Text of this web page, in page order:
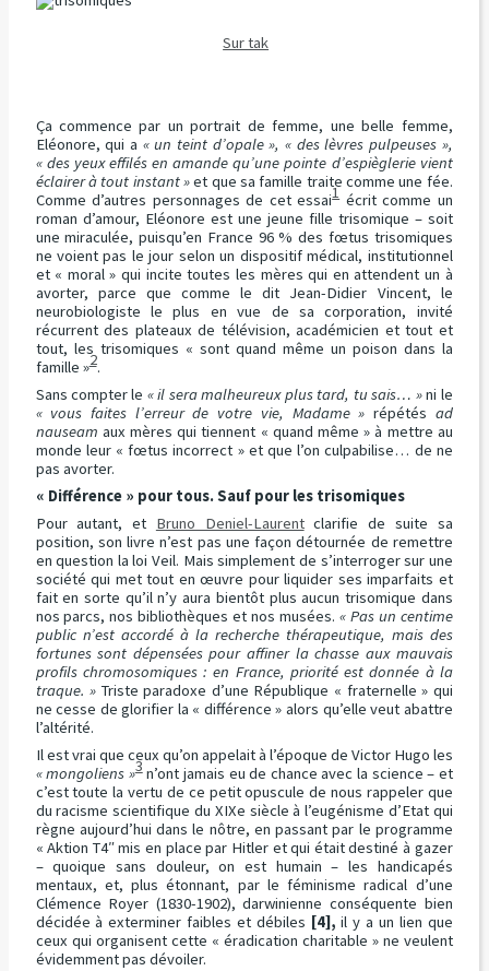
Sur tak
Ça commence par un portrait de femme, une belle femme,
Eléonore, qui a « un teint d’opale », « des lèvres pulpeuses »,
« des yeux effilés en amande qu’une pointe d’espièglerie vient
éclairer à tout instant »et que sa famille traite comme une fée.
Comme d’autres personnages de cet essai1écrit comme un
roman d’amour, Eléonore est une jeune fille trisomique – soit
une miraculée, puisqu’en France 96 % des fœtus trisomiques
ne voient pas le jour selon un dispositif médical, institutionnel
et « moral » qui incite toutes les mères qui en attendent un à
avorter, parce que comme le dit Jean-Didier Vincent, le
neurobiologiste le plus en vue de sa corporation, invité
récurrent des plateaux de télévision, académicien et tout et
tout, les trisomiques « sont quand même un poison dans la
famille »2.
Sans compter le « il sera malheureux plus tard, tu sais… »ni le
« vous faites l’erreur de votre vie, Madame » répétés ad
nauseam aux mères qui tiennent « quand même » à mettre au
monde leur « fœtus incorrect » et que l’on culpabilise… de ne
pas avorter.
« Différence » pour tous. Sauf pour les trisomiques
Pour autant, et Bruno Deniel-Laurentclarifie de suite sa
position, son livre n’est pas une façon détournée de remettre
en question la loi Veil. Mais simplement de s’interroger sur une
société qui met tout en œuvre pour liquider ses imparfaits et
fait en sorte qu’il n’y aura bientôt plus aucun trisomique dans
nos parcs, nos bibliothèques et nos musées. « Pas un centime
public n’est accordé à la recherche thérapeutique, mais des
fortunes sont dépensées pour affiner la chasse aux mauvais
profils chromosomiques : en France, priorité est donnée à la
traque. » Triste paradoxe d’une République « fraternelle » qui
ne cesse de glorifier la « différence » alors qu’elle veut abattre
l’altérité.
Il est vrai que ceux qu’on appelait à l’époque de Victor Hugo les
« mongoliens »3n’ont jamais eu de chance avec la science – et
c’est toute la vertu de ce petit opuscule de nous rappeler que
du racisme scientifique du XIXe siècle à l’eugénisme d’Etat qui
règne aujourd’hui dans le nôtre, en passant par le programme
« Aktion T4″ mis en place par Hitler et qui était destiné à gazer
– quoique sans douleur, on est humain – les handicapés
mentaux, et, plus étonnant, par le féminisme radical d’une
Clémence Royer (1830-1902), darwinienne conséquente bien
décidée à exterminer faibles et débiles [4], il y a un lien que
ceux qui organisent cette « éradication charitable » ne veulent
évidemment pas dévoiler.